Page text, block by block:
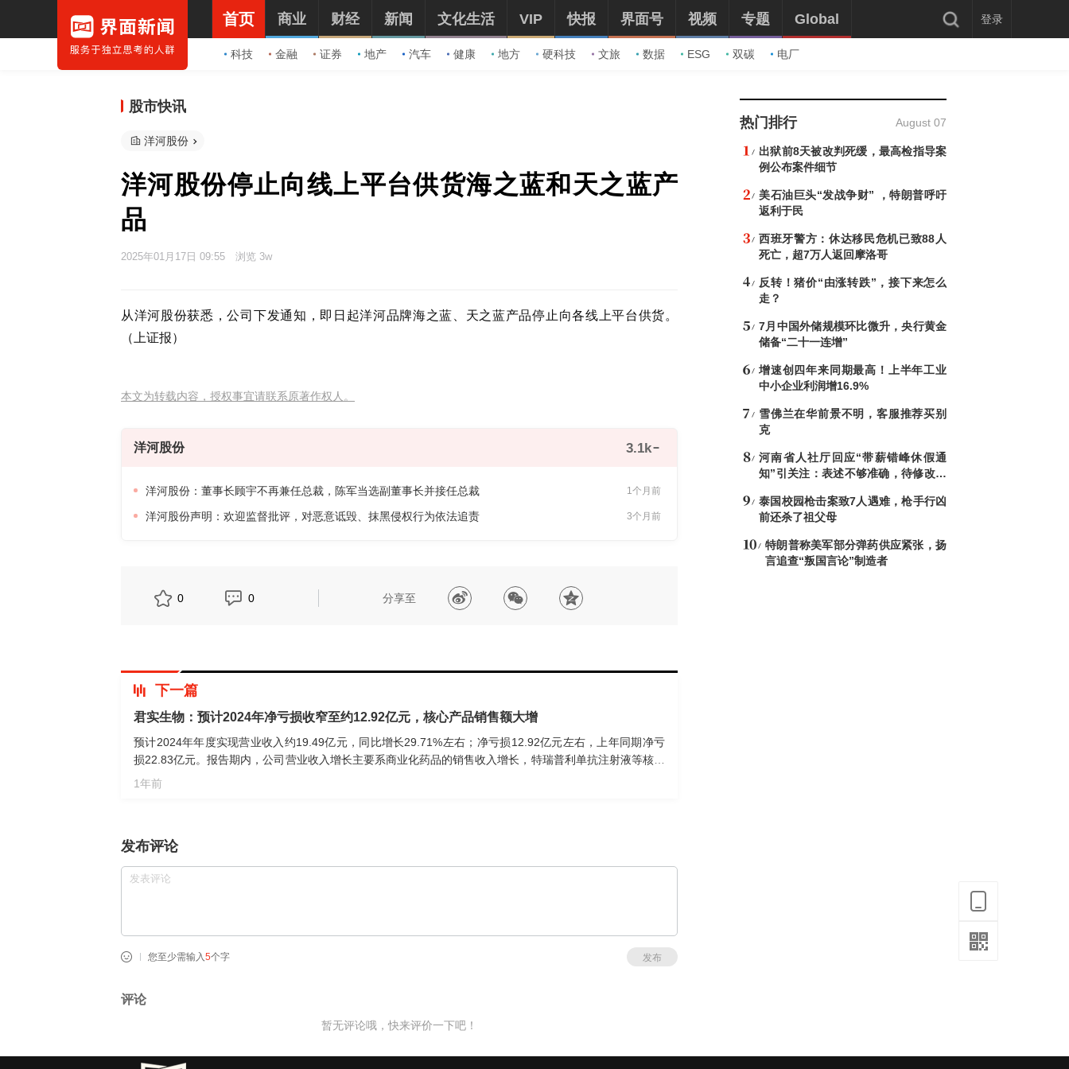
首页
科技 金融 证券 地产 汽车 健康 地方 硬科技 文旅 数据 ESG 双碳 电厂
商业 财经 新闻 文化生活 VIP 快报 界面号 视频 专题 Global 登录
股市快讯
洋河股份
洋河股份停止向线上平台供货海之蓝和天之蓝产
品
2025年01月17日 09:55 浏览 3w
从洋河股份获悉，公司下发通知，即日起洋河品牌海之蓝、天之蓝产品停止向各线上平台供货。
（上证报）
本文为转载内容，授权事宜请联系原著作权人。
洋河股份 3.1k
洋河股份：董事长顾宇不再兼任总裁，陈军当选副董事长并接任总裁 1个月前
洋河股份声明：欢迎监督批评，对恶意诋毁、抹黑侵权行为依法追责 3个月前
0 0 分享至
下一篇
君实生物：预计2024年净亏损收窄至约12.92亿元，核心产品销售额大增
预计2024年年度实现营业收入约19.49亿元，同比增长29.71%左右；净亏损12.92亿元左右，上年同期净亏
损22.83亿元。报告期内，公司营业收入增长主要系商业化药品的销售收入增长，特瑞普利单抗注射液等核心
产品销售效率提升，销售额同比大幅增长。公司亦持续拓展全球商业化网络。尽管净利润仍出现亏损，但亏
1年前
发布评论
您至少需输入 5个字 发布
评论
暂无评论哦，快来评价一下吧！
热门排行 August 07
出狱前8天被改判死缓，最高检指导案
例公布案件细节
美石油巨头“发战争财” ，特朗普呼吁
返利于民
西班牙警方：休达移民危机已致88人
死亡，超7万人返回摩洛哥
反转！猪价“由涨转跌”，接下来怎么
走？
7月中国外储规模环比微升，央行黄金
储备“二十一连增”
增速创四年来同期最高！上半年工业
中小企业利润增16.9%
雪佛兰在华前景不明，客服推荐买别
克
河南省人社厅回应“带薪错峰休假通
知”引关注：表述不够准确，待修改后
泰国校园枪击案致7人遇难，枪手行凶
前还杀了祖父母
特朗普称美军部分弹药供应紧张，扬
言追查“叛国言论”制造者